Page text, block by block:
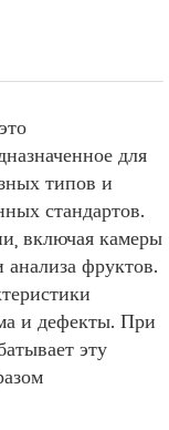
для
типов и
стандартов.
включая камеры
анализа фруктов.
и дефекты. При
эту